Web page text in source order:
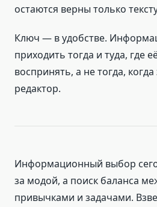
остаются верны только
Ключ — в удобстве.
приходить тогда и туда, где
воспринять, а не тогда,
редактор.
Информационный выбор
за модой, а поиск баланса
привычками и задачами.